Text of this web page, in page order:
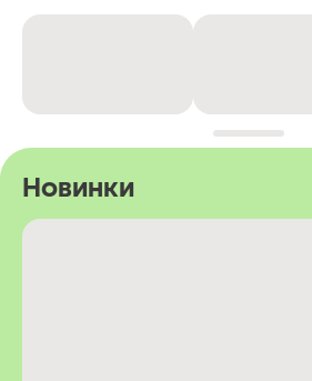
Новинки